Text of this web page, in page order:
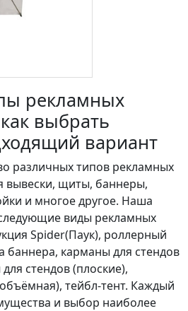
рекламных
выбрать
вариант
различных типов рекламных
вывески, щиты, баннеры,
и многое другое. Наша
виды рекламных
Spider(Паук), роллерный
баннера, карманы для стендов
стендов (плоские),
тейбл-тент. Каждый
и выбор наиболее